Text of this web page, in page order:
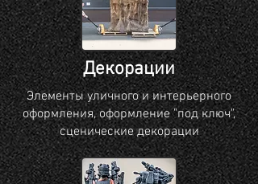
Декорации
Элементы уличного и интерьерного
оформления, оформление "под ключ",
сценические декорации